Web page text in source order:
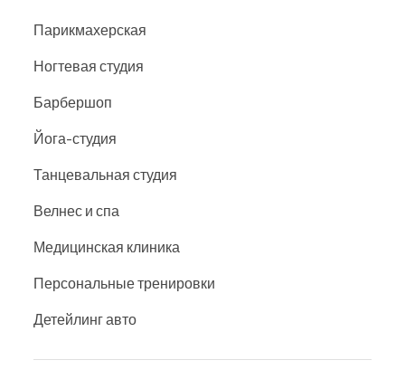
Парикмахерская
Ногтевая студия
Барбершоп
Йога-студия
Танцевальная студия
Велнес и спа
Медицинская клиника
Персональные тренировки
Детейлинг авто